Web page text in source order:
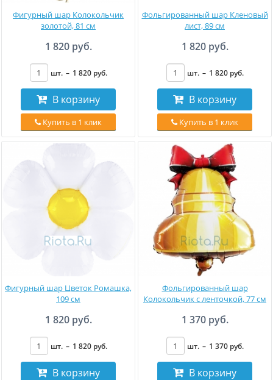
Фигурный шар Колокольчик
золотой, 81 см
1 820 руб.
шт. – 1 820 руб.
В корзину
Купить в 1 клик
Фольгированный шар Кленовый
лист, 89 см
1 820 руб.
шт. – 1 820 руб.
В корзину
Купить в 1 клик
Фигурный шар Цветок Ромашка,
109 см
1 820 руб.
шт. – 1 820 руб.
В корзину
Фольгированный шар
Колокольчик с ленточкой, 77 см
1 370 руб.
шт. – 1 370 руб.
В корзину